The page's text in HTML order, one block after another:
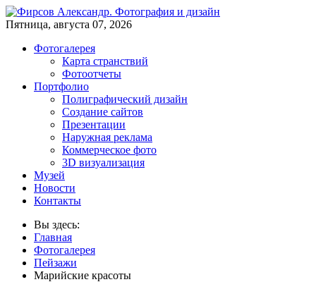
Пятница, августа 07, 2026
Фотогалерея
Карта странствий
Фотоотчеты
Портфолио
Полиграфический дизайн
Создание сайтов
Презентации
Наружная реклама
Коммерческое фото
3D визуализация
Музей
Новости
Контакты
Вы здесь:
Главная
Фотогалерея
Пейзажи
Марийские красоты